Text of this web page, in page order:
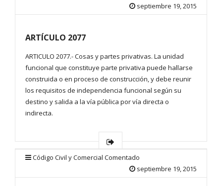
septiembre 19, 2015
ARTÍCULO 2077
ARTICULO 2077.- Cosas y partes privativas. La unidad
funcional que constituye parte privativa puede hallarse
construida o en proceso de construcción, y debe reunir
los requisitos de independencia funcional según su
destino y salida a la vía pública por vía directa o
indirecta.
Código Civil y Comercial Comentado
septiembre 19, 2015